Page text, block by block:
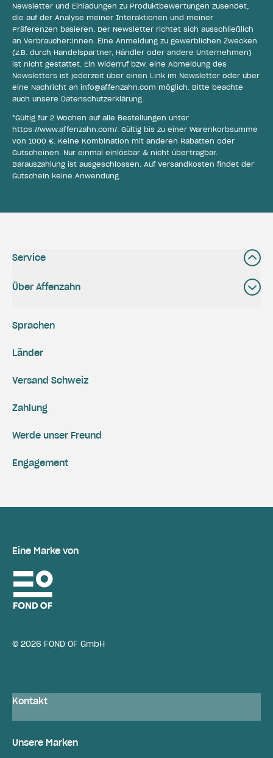
Newsletter und Einladungen zu Produktbewertungen zusendet,
die auf der Analyse meiner Interaktionen und meiner
Präferenzen basieren. Der Newsletter richtet sich ausschließlich
an Verbraucher:innen. Eine Anmeldung zu gewerblichen Zwecken
(z.B. durch Handelspartner, Händler oder andere Unternehmen)
ist nicht gestattet. Ein Widerruf bzw. eine Abmeldung des
Newsletters ist jederzeit über einen Link im Newsletter oder über
eine Nachricht an info@affenzahn.com möglich. Bitte beachte
auch unsere Datenschutzerklärung.
*Gültig für 2 Wochen auf alle Bestellungen unter
https://www.affenzahn.com/. Gültig bis zu einer Warenkorbsumme
von 1000 €. Keine Kombination mit anderen Rabatten oder
Gutscheinen. Nur einmal einlösbar & nicht übertragbar.
Barauszahlung ist ausgeschlossen. Auf Versandkosten findet der
Gutschein keine Anwendung.
Service
Über Affenzahn
Versand Schweiz
Zahlung
Engagement
Werde unser Freund
Sprachen
Länder
Eine Marke von
© 2026 FOND OF GmbH
Kontakt
Unsere Marken